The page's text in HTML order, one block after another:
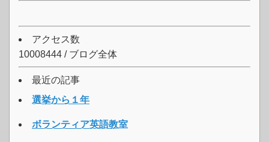
アクセス数
10008444 / ブログ全体
最近の記事
選挙から１年
ボランティア英語教室